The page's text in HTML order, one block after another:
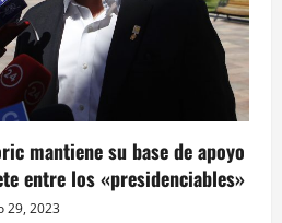
mantiene su base de apoyo
entre los «presidenciables»
29, 2023